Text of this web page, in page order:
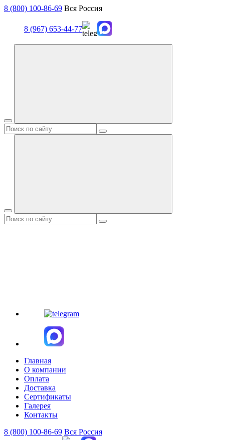
8 (800) 100-86-69 Вся Россия
8 (967) 653-44-77
Главная
О компании
Оплата
Доставка
Сертификаты
Галерея
Контакты
8 (800) 100-86-69 Вся Россия